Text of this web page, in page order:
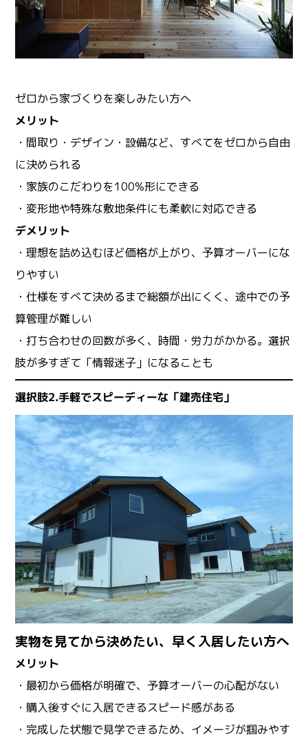
ゼロから家づくりを楽しみたい方へ
メリット
・間取り・デザイン・設備など、すべてをゼロから自由
に決められる
・家族のこだわりを100%形にできる
・変形地や特殊な敷地条件にも柔軟に対応できる
デメリット
・理想を詰め込むほど価格が上がり、予算オーバーにな
りやすい
・仕様をすべて決めるまで総額が出にくく、途中での予
算管理が難しい
・打ち合わせの回数が多く、時間・労力がかかる。選択
肢が多すぎて「情報迷子」になることも
選択肢2.手軽でスピーディーな「建売住宅」
実物を見てから決めたい、早く入居したい方へ
メリット
・最初から価格が明確で、予算オーバーの心配がない
・購入後すぐに入居できるスピード感がある
・完成した状態で見学できるため、イメージが掴みやす